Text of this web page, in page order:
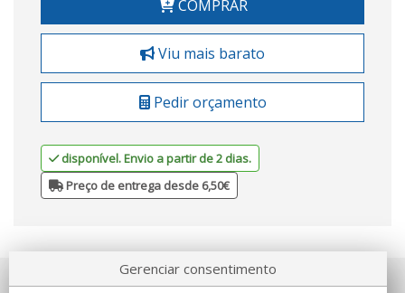
COMPRAR
Viu mais barato
Pedir orçamento
disponível. Envio a partir de 2 dias.
Preço de entrega desde 6,50€
Gerenciar consentimento